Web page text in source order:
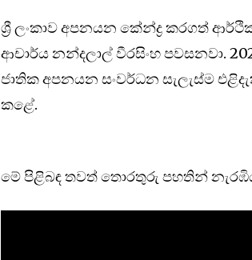
ශ්‍රී ලංකාව අපනයන කේන්ද්‍ර කරගත්
ආචාර්ය නන්දලාල් වීරසිංහ පවසනවා.
ජාතික අපනයන සංවර්ධන සැලැස්ම
කළේ.
මේ පිළිබඳ තවත් තොරතුරු පහතින්